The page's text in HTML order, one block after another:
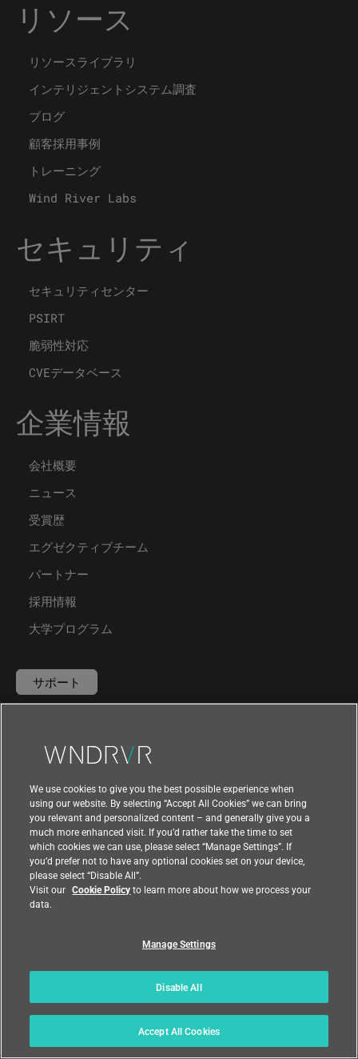
リソース
リソースライブラリ
インテリジェントシステム調査
ブログ
顧客採用事例
トレーニング
Wind River Labs
セキュリティ
セキュリティセンター
PSIRT
脆弱性対応
CVEデータベース
企業情報
会社概要
ニュース
受賞歴
エグゼクティブチーム
パートナー
採用情報
大学プログラム
サポート
プライバシー |
| フィードバック |
© 2021 Wind River Systems, Inc.
We use cookies to give you the best possible experience when
using our website. By selecting “Accept All Cookies” we can bring
you relevant and personalized content – and generally give you a
much more enhanced visit. If you’d rather take the time to set
which cookies we can use, please select “Manage Settings”. If
you’d prefer not to have any optional cookies set on your device,
please select “Disable All”.
Visit our Cookie Policyto learn more about how we process your
data.
Manage Settings
Disable All
Accept All Cookies